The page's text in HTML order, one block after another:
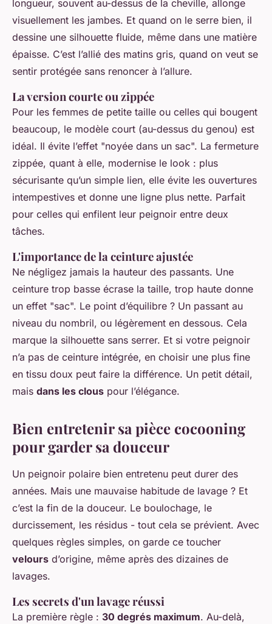
longueur, souvent au-dessus de la cheville, allonge
visuellement les jambes. Et quand on le serre bien, il
dessine une silhouette fluide, même dans une matière
épaisse. C’est l’allié des matins gris, quand on veut se
sentir protégée sans renoncer à l’allure.
La version courte ou zippée
Pour les femmes de petite taille ou celles qui bougent
beaucoup, le modèle court (au-dessus du genou) est
idéal. Il évite l’effet "noyée dans un sac". La fermeture
zippée, quant à elle, modernise le look : plus
sécurisante qu’un simple lien, elle évite les ouvertures
intempestives et donne une ligne plus nette. Parfait
pour celles qui enfilent leur peignoir entre deux
tâches.
L'importance de la ceinture ajustée
Ne négligez jamais la hauteur des passants. Une
ceinture trop basse écrase la taille, trop haute donne
un effet "sac". Le point d’équilibre ? Un passant au
niveau du nombril, ou légèrement en dessous. Cela
marque la silhouette sans serrer. Et si votre peignoir
n’a pas de ceinture intégrée, en choisir une plus fine
en tissu doux peut faire la différence. Un petit détail,
mais dans les clous pour l’élégance.
Bien entretenir sa pièce cocooning
pour garder sa douceur
Un peignoir polaire bien entretenu peut durer des
années. Mais une mauvaise habitude de lavage ? Et
c’est la fin de la douceur. Le boulochage, le
durcissement, les résidus - tout cela se prévient. Avec
quelques règles simples, on garde ce toucher
velours d’origine, même après des dizaines de
lavages.
Les secrets d'un lavage réussi
La première règle : 30 degrés maximum. Au-delà,